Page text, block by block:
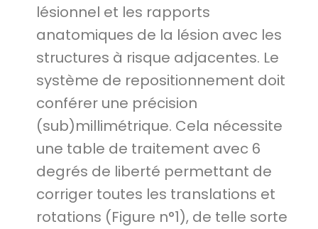
lésionnel et les rapports
anatomiques de la lésion avec les
structures à risque adjacentes. Le
système de repositionnement doit
conférer une précision
(sub)millimétrique. Cela nécessite
une table de traitement avec 6
degrés de liberté permettant de
corriger toutes les translations et
rotations (Figure n°1), de telle sorte